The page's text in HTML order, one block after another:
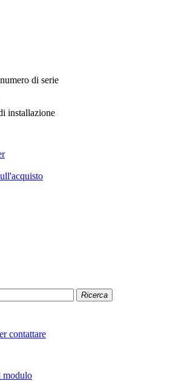
di serie
installazione
Ricerca
contattare
modulo